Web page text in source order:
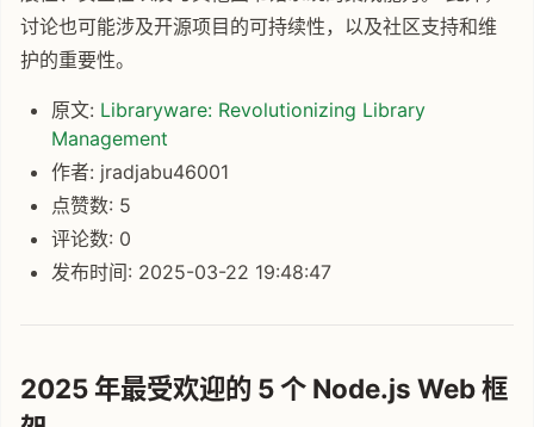
讨论也可能涉及开源项目的可持续性，以及社区支持和维
护的重要性。
原文: Libraryware: Revolutionizing Library
Management
作者: jradjabu46001
点赞数: 5
评论数: 0
发布时间: 2025-03-22 19:48:47
2025 年最受欢迎的 5 个 Node.js Web 框